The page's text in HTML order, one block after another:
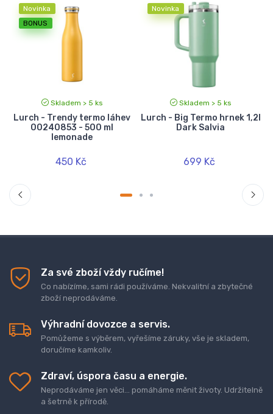
Novinka
BONUS
Skladem > 5 ks
Lurch - Trendy termo láhev
00240853 - 500 ml
lemonade
450 Kč
Novinka
Skladem > 5 ks
Lurch - Big Termo hrnek 1,2l
Dark Salvia
699 Kč
Za své zboží vždy ručíme!
Co nabízíme, sami rádi používáme. Nekvalitní a zbytečné
zboží neprodáváme.
Výhradní dovozce a servis.
Pomůžeme s výběrem, vyřešíme záruky, vše je skladem,
doručíme kamkoliv.
Zdraví, úspora času a energie.
Neprodáváme jen věci... pomáháme měnit životy. Udržitelně
a šetrně k přírodě.